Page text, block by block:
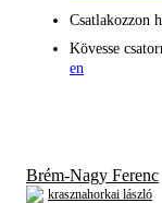
Csatlakozzon
Kövesse
en
Brém-Nagy Ferenc
krasznahorkai lászló